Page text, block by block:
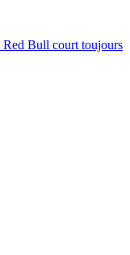
Red Bull court toujours